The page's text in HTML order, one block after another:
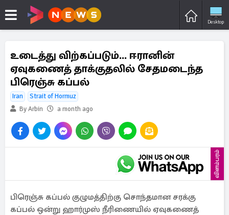
Desktop
உடைத்து விற்கப்படும்... ஈரானின்
ஏவுகணைத் தாக்குதலில் சேதமடைந்த
பிரெஞ்சு கப்பல்
Iran
Strait of Hormuz
By Arbin
a month ago
விளம்பரம்
பிரெஞ்சு கப்பல் குழுமத்திற்கு சொந்தமான சரக்கு
கப்பல் ஒன்று ஹார்முஸ் நீரிணையில் ஏவுகணைத்